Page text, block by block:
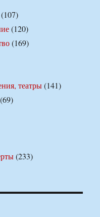
(107)
(120)
(169)
театры(141)
(69)
(233)